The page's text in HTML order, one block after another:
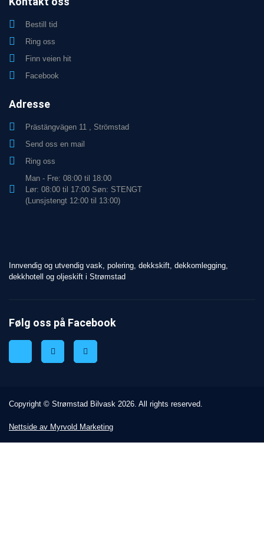
Innvendig og utvendig vask, polering, dekkskift, dekkomlegging,
dekkhotell og oljeskift i Strømstad
Følg oss på Facebook
Bestill tid
Ring oss
Finn veien hit
Facebook
Adresse
Prästängvägen 11 , Strömstad
Send oss en mail
Ring oss
Man - Fre: 08:00 til 18:00
Lør: 08:00 til 17:00 Søn: STENGT
(Lunsjstengt 12:00 til 13:00)
Copyright © Strømstad Bilvask 2026. All rights reserved.
Nettside av Myrvold Marketing